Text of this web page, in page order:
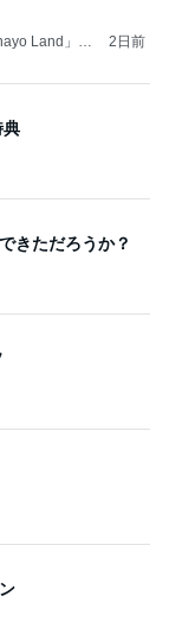
Land」P
2日前
典
きただろうか？